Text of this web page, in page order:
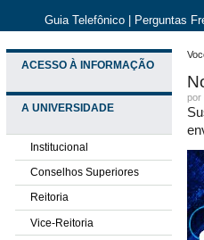
Guia Telefônico Perguntas
ACESSO À INFORMAÇÃO
A UNIVERSIDADE
Institucional
Conselhos Superiores
Reitoria
Vice-Reitoria
por